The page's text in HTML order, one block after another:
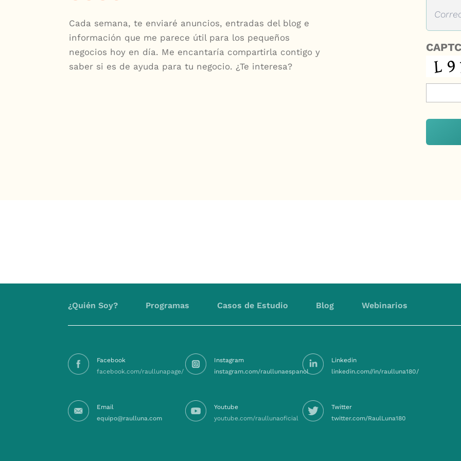
Cada semana, te enviaré anuncios, entradas del blog e
información que me parece útil para los pequeños
negocios hoy en día. Me encantaría compartirla contigo y
saber si es de ayuda para tu negocio. ¿Te interesa?
¿Quién Soy? Programas Casos de Estudio Blog Webinarios
Facebook
facebook.com/raullunapage/
Email
equipo@raulluna.com
Instagram
instagram.com/raullunaespanol
Youtube
youtube.com/raullunaoficial
Linkedin
linkedin.com//in/raulluna180/
Twitter
twitter.com/RaulLuna180